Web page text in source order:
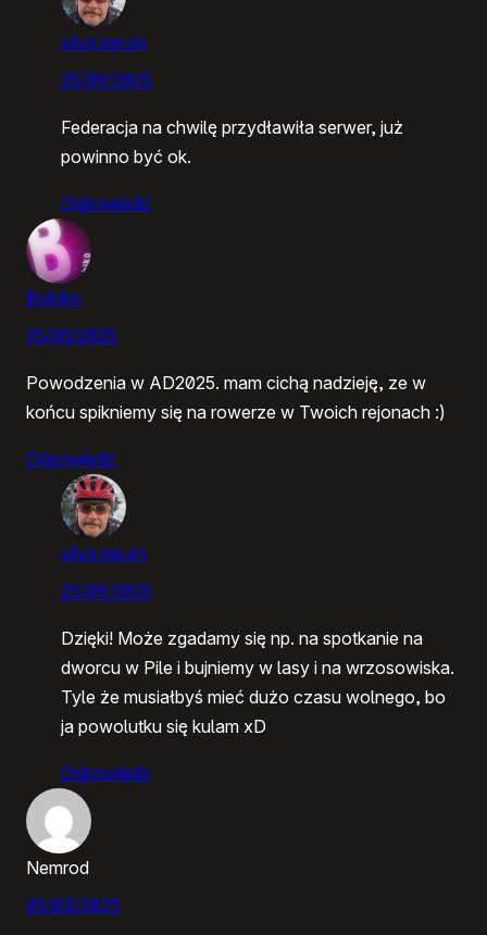
silva rerum
25/01/2025
Federacja na chwilę przydławiła serwer, już
powinno być ok.
Odpowiedz
Bobiko
25/01/2025
Powodzenia w AD2025. mam cichą nadzieję, ze w
końcu spikniemy się na rowerze w Twoich rejonach :)
Odpowiedz
silva rerum
25/01/2025
Dzięki! Może zgadamy się np. na spotkanie na
dworcu w Pile i bujniemy w lasy i na wrzosowiska.
Tyle że musiałbyś mieć dużo czasu wolnego, bo
ja powolutku się kulam xD
Odpowiedz
Nemrod
05/03/2025